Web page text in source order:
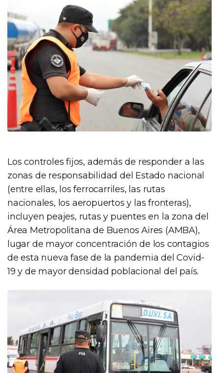
Los controles fijos, además de responder a las
zonas de responsabilidad del Estado nacional
(entre ellas, los ferrocarriles, las rutas
nacionales, los aeropuertos y las fronteras),
incluyen peajes, rutas y puentes en la zona del
Área Metropolitana de Buenos Aires (AMBA),
lugar de mayor concentración de los contagios
de esta nueva fase de la pandemia del Covid-
19 y de mayor densidad poblacional del país.